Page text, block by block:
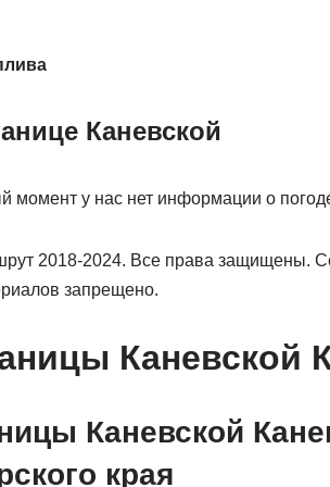
Каневской
момент у нас нет информации о
2018-2024. Все права защищены.
запрещено.
Каневской
Каневской
края